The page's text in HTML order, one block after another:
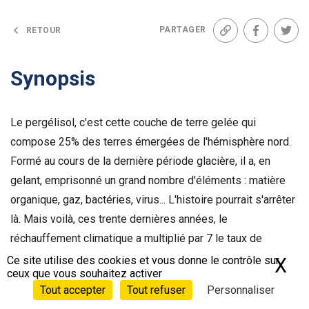
RETOUR PARTAGER
Lien Facebook
Synopsis
Le pergélisol, c'est cette couche de terre gelée qui
compose 25% des terres émergées de l'hémisphère nord.
Formé au cours de la dernière période glacière, il a, en
gelant, emprisonné un grand nombre d'éléments : matière
organique, gaz, bactéries, virus... L'histoire pourrait s'arrêter
là. Mais voilà, ces trente dernières années, le
réchauffement climatique a multiplié par 7 le taux de
décongélation du pergélisol.
Le voilà qui s'éveille et, ce faisant, libère des gaz à effet de
Ce site utilise des cookies et vous donne le contrôle sur
ceux que vous souhaitez activer
Tout accepter
Tout refuser Personnaliser
X